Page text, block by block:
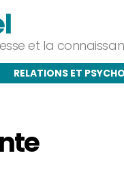
et la
RELATIONS ET